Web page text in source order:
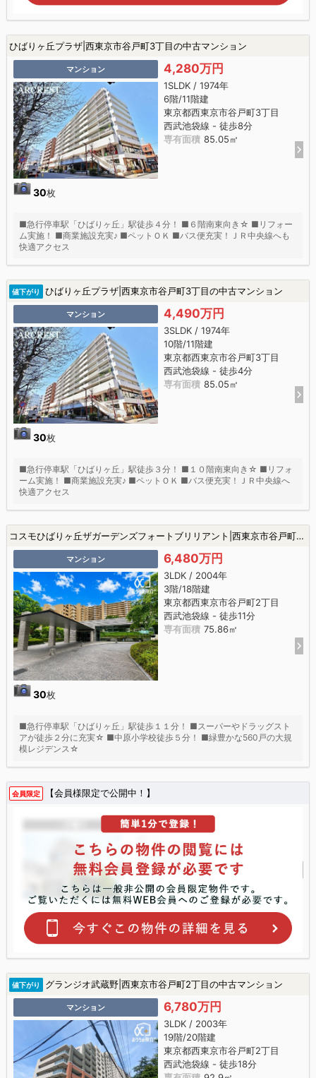
ひばりヶ丘プラザ|西東京市谷戸町3丁目の中古マンション
マンション
30枚
4,280万円
1SLDK / 1974年
6階/11階建
東京都西東京市谷戸町3丁目
西武池袋線 - 徒歩8分
専有面積 85.05㎡
■急行停車駅「ひばりヶ丘」駅徒歩４分！ ■６階南東向き☆ ■リフォー
ム実施！ ■商業施設充実♪ ■ペットＯＫ ■バス便充実！ＪＲ中央線へも
快適アクセス
値下がり ひばりヶ丘プラザ|西東京市谷戸町3丁目の中古マンション
マンション
30枚
4,490万円
3SLDK / 1974年
10階/11階建
東京都西東京市谷戸町3丁目
西武池袋線 - 徒歩4分
専有面積 85.05㎡
■急行停車駅「ひばりヶ丘」駅徒歩３分！ ■１０階南東向き☆ ■リフォ
ーム実施！ ■商業施設充実♪ ■ペットＯＫ ■バス便充実！ＪＲ中央線へ
快適アクセス
コスモひばりヶ丘ザガーデンズフォートブリリアント|西東京市谷戸町2丁目の中古マンション
マンション
30枚
6,480万円
3LDK / 2004年
3階/18階建
東京都西東京市谷戸町2丁目
西武池袋線 - 徒歩11分
専有面積 75.86㎡
■急行停車駅「ひばりヶ丘」駅徒歩１１分！ ■スーパーやドラッグスト
アが徒歩２分に充実☆ ■中原小学校徒歩５分！ ■緑豊かな560戸の大規
模レジデンス☆
会員限定 【会員様限定で公開中！】
値下がり グランジオ武蔵野|西東京市谷戸町2丁目の中古マンション
マンション 6,780万円
3LDK / 2003年
19階/20階建
東京都西東京市谷戸町2丁目
西武池袋線 - 徒歩18分